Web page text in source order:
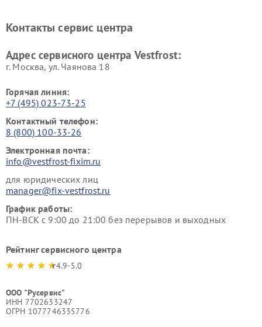
Vestfrost
Контакты сервис центра
Адрес сервисного центра Vestfrost:
г. Москва, ул. Чаянова 18
Горячая линия:
+7 (495) 023-73-25
Контактный телефон:
8 (800) 100-33-26
Электронная почта:
info@vestfrost-fixim.ru
для юридических лиц
manager@fix-vestfrost.ru
График работы:
ПН-ВСК с 9:00 до 21:00 без перерывов и выходных
Рейтинг сервисного центра
4.9-5.0
ООО "Русервис"
ИНН 7702633247
ОГРН 1077746335776